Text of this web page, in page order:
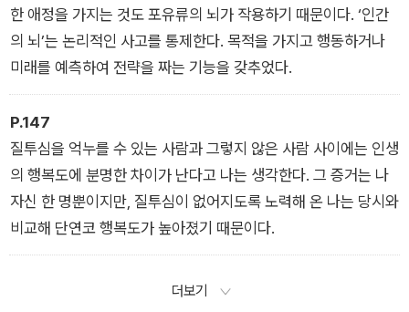
한 애정을 가지는 것도 포유류의 뇌가 작용하기 때문이다. ‘인간
의 뇌’는 논리적인 사고를 통제한다. 목적을 가지고 행동하거나
미래를 예측하여 전략을 짜는 기능을 갖추었다.
P.147
질투심을 억누를 수 있는 사람과 그렇지 않은 사람 사이에는 인생
의 행복도에 분명한 차이가 난다고 나는 생각한다. 그 증거는 나
자신 한 명뿐이지만, 질투심이 없어지도록 노력해 온 나는 당시와
비교해 단연코 행복도가 높아졌기 때문이다.
더보기